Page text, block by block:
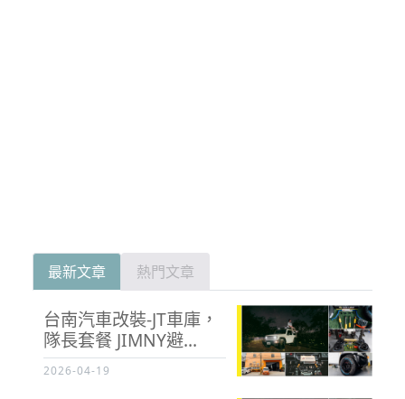
最新文章 熱門文章
台南汽車改裝-JT車庫，
隊長套餐 JIMNY避...
2026-04-19